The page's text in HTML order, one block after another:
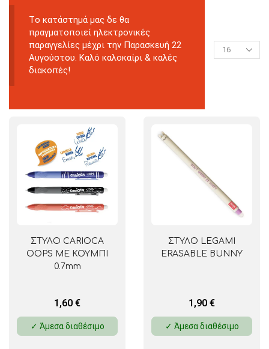
Tο κατάστημά μας δε θα
πραγματοποιεί ηλεκτρονικές
παραγγελίες μέχρι την Παρασκευή 22
Αυγούστου. Καλό καλοκαίρι & καλές
διακοπές!
ΣΤΥΛΟ CARIOCA
OOPS ΜΕ ΚΟΥΜΠΙ
0.7mm
1,60 €
✓ Άμεσα διαθέσιμο
ΣΤΥΛΟ LEGAMI
ERASABLE BUNNY
1,90 €
✓ Άμεσα διαθέσιμο